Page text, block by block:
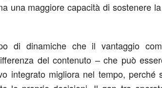
una maggiore capacità di sostenere
di dinamiche che il vantaggio
del contenuto – che può
integrato migliora nel tempo,